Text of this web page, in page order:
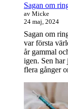
Sagan om
av Micke
24 maj, 2024
Sagan om
var första
år gammal
igen. Sen har
flera gånger